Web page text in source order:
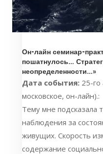
Он-лайн семинар-
пошатнулось…
неопределенности…»
Дата события: 25-го
московское, он-лайн).:
Тему мне подсказала
наблюдения за
живущих. Скорость
содержание